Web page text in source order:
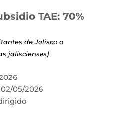
TAE: 70%
de Jalisco o
jaliscienses)
02/05/2026